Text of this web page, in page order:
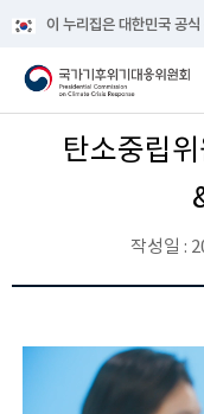
이 누리집은 대한민국 공
탄소중립
작성일 :